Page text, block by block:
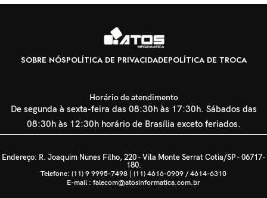
SOBRE NÓSPOLÍTICA DE PRIVACIDADEPOLÍTICA DE TROCA
Horário de atendimento
De segunda à sexta-feira das 08:30h às 17:30h. Sábados das
08:30h às 12:30h horário de Brasília exceto feriados.
Endereço: R. Joaquim Nunes Filho, 220 - Vila Monte Serrat Cotia/SP - 06717-
180.
Telefone: (11) 9 9995-7498 | (11) 4616-0909 / 4614-6310
E-mail : falecom@atosinformatica.com.br